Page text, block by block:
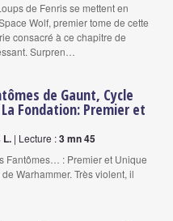
de Fenris se mettent en
Wolf, premier tome de cette
consacré à ce chapitre de
Surpren…
de Gaunt, Cycle
Fondation: Premier et
L. | Lecture :3 mn 45
Fantômes… : Premier et Unique
Warhammer. Très violent, il